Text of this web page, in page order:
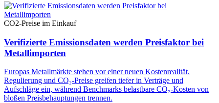
CO2-Preise im Einkauf
Verifizierte Emissionsdaten werden Preisfaktor bei
Metallimporten
Europas Metallmärkte stehen vor einer neuen Kostenrealität.
Regulierung und CO₂-Preise greifen tiefer in Verträge und
Aufschläge ein, während Benchmarks belastbare CO₂-Kosten von
bloßen Preisbehauptungen trennen.